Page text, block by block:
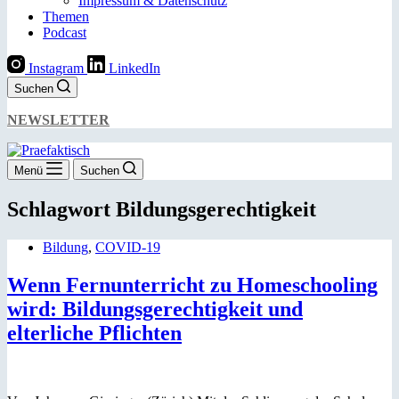
Themen
Podcast
Instagram LinkedIn
Suchen
NEWSLETTER
Menü Suchen
Schlagwort Bildungsgerechtigkeit
Bildung, COVID-19
Wenn Fernunterricht zu Homeschooling
wird: Bildungsgerechtigkeit und
elterliche Pflichten